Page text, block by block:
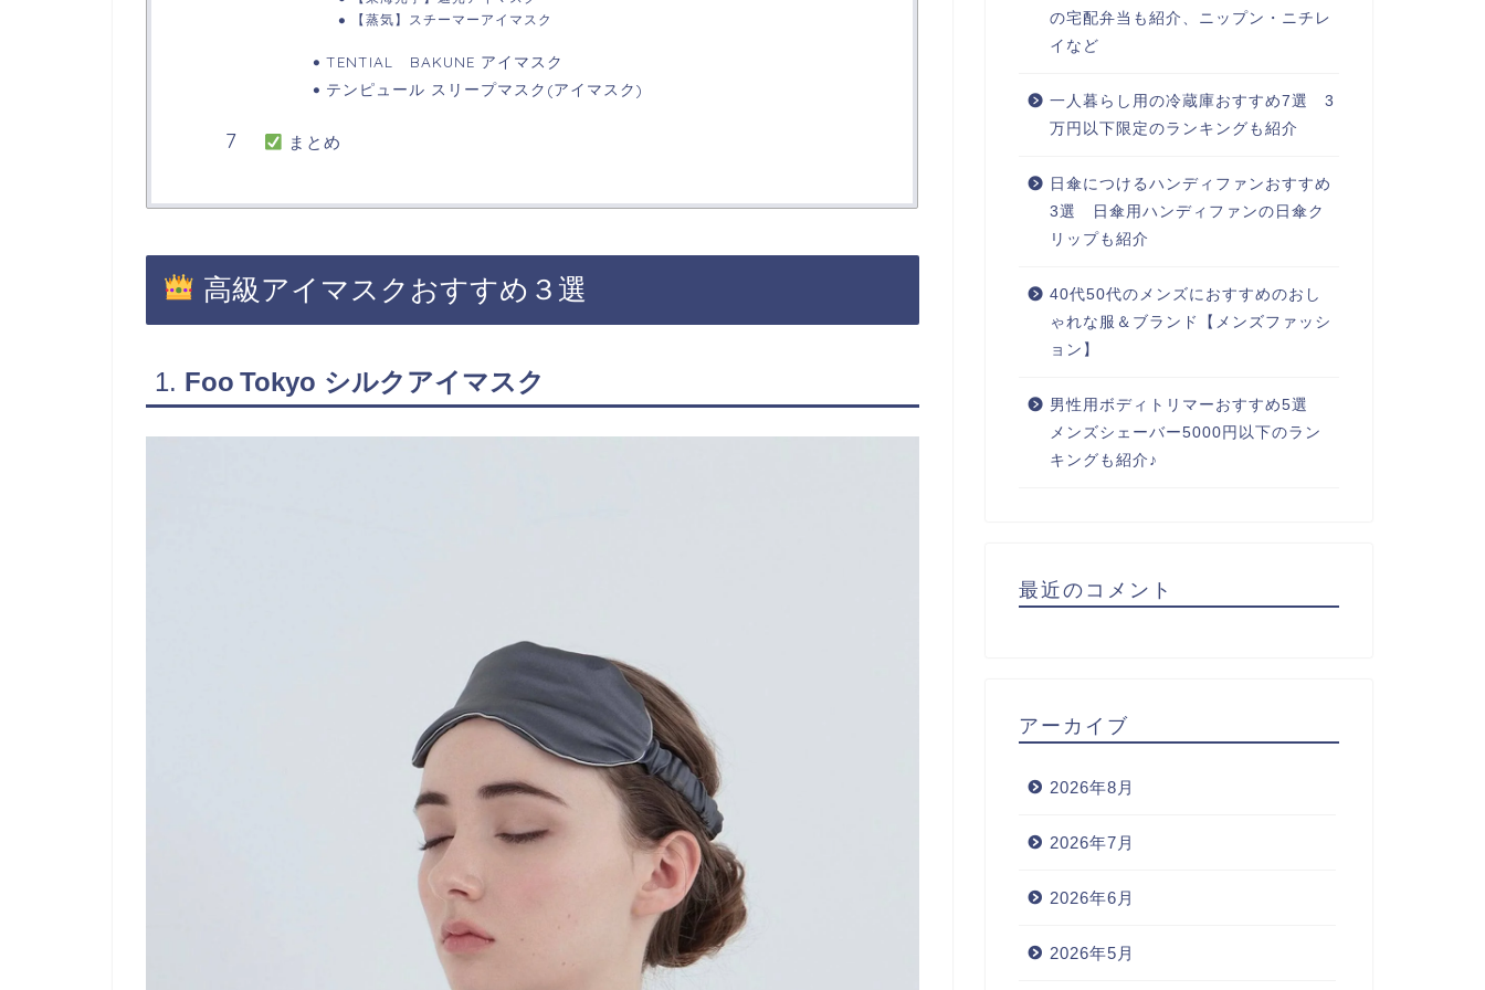
【蒸気】スチーマーアイマスク
TENTIAL BAKUNE アイマスク
テンピュール スリープマスク(アイマスク)
まとめ
高級アイマスクおすすめ３選
1. Foo Tokyo シルクアイマスク
の宅配弁当も紹介、ニップン・ニチレ
イなど
一人暮らし用の冷蔵庫おすすめ7選 3
万円以下限定のランキングも紹介
日傘につけるハンディファンおすすめ
3選 日傘用ハンディファンの日傘ク
リップも紹介
40代50代のメンズにおすすめのおし
ゃれな服＆ブランド【メンズファッシ
ョン】
男性用ボディトリマーおすすめ5選
メンズシェーバー5000円以下のラン
キングも紹介♪
最近のコメント
アーカイブ
2026年8月
2026年7月
2026年6月
2026年5月